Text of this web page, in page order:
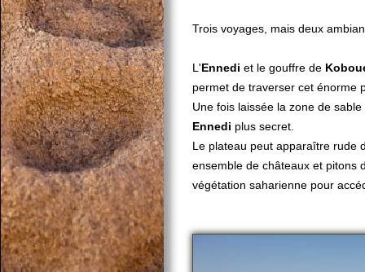
Trois voyages, mais deux
L'Ennedi et le gouffre de
permet de traverser cet énorme
Une fois laissée la zone de
Ennedi plus secret.
Le plateau peut apparaître rude
ensemble de châteaux et pitons
végétation saharienne pour